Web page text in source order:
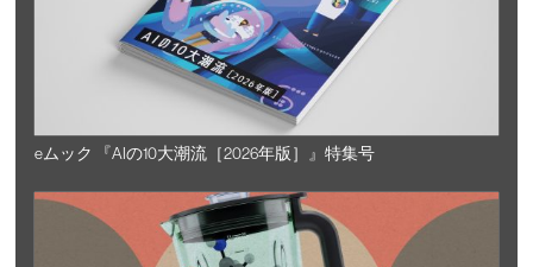
eムック 『AIの10大潮流［2026年版］』特集号